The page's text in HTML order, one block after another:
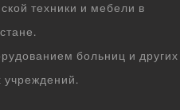
техники и мебели в
больниц и других
учреждений.